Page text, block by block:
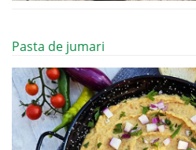
Pasta de jumari